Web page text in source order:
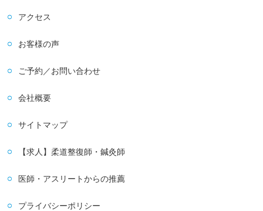
アクセス
お客様の声
ご予約／お問い合わせ
会社概要
サイトマップ
【求人】柔道整復師・鍼灸師
医師・アスリートからの推薦
プライバシーポリシー